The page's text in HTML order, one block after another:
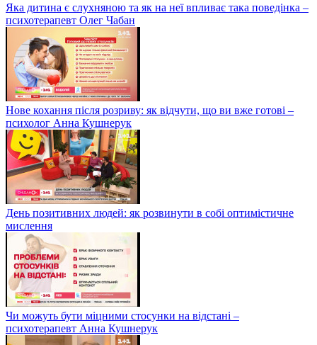
Яка дитина є слухняною та як на неї впливає така поведінка –
психотерапевт Олег Чабан
Нове кохання після розриву: як відчути, що ви вже готові –
психолог Анна Кушнерук
День позитивних людей: як розвинути в собі оптимістичне
мислення
Чи можуть бути міцними стосунки на відстані –
психотерапевт Анна Кушнерук